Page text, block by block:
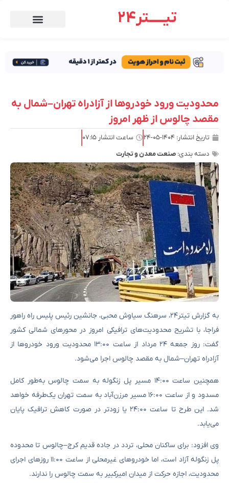
تیـــــتر24
محدودیت ورود خودروها از آزادراه تهران–شمال به
مقصد چالوس از ظهر امروز
تاریخ انتشار: ۱۴۰۴-۰۵-۲۴ ساعت انتشار ۰۷:۱۵
دسته بندی: صنعت معدن و تجارت
به گزارش تیتر۲۴، سرهنگ سیاوش محبی، جانشین رئیس پلیس راه راهور
فراجا، با تشریح محدودیت‌های ترافیکی امروز در محورهای شمالی کشور
گفت: روز جمعه ۲۴ مرداد از ساعت ۱۳:۰۰ محدودیت ورود خودروها از
آزادراه تهران–شمال به مقصد چالوس اجرا می‌شود.
همچنین ساعت ۱۴:۰۰ مسیر پل زنگوله به سمت چالوس به‌طور کامل
مسدود و از ساعت ۱۶:۰۰ مسیر مرزن‌آباد به سمت تهران یک‌طرفه خواهد
شد. این طرح تا ساعت ۲۴:۰۰ یا زودتر در صورت کاهش ترافیک پایان
می‌یابد.
وی افزود: برای ساکنان محلی، تردد در جاده قدیم کرج–چالوس تا محدوده
پل زنگوله آزاد است، اما خودروهای غیرمحلی از ساعت ۱۱:۰۰ روزهای اجرای
محدودیت، اجازه حرکت از میدان امیرکبیر به سمت چالوس را ندارند.